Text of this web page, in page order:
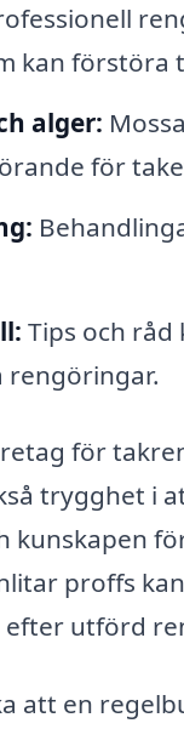
kan förstöra
alger:
för
Tips och
rengöringar.
för
trygghet i
kunskapen
proffs
utförd
att en